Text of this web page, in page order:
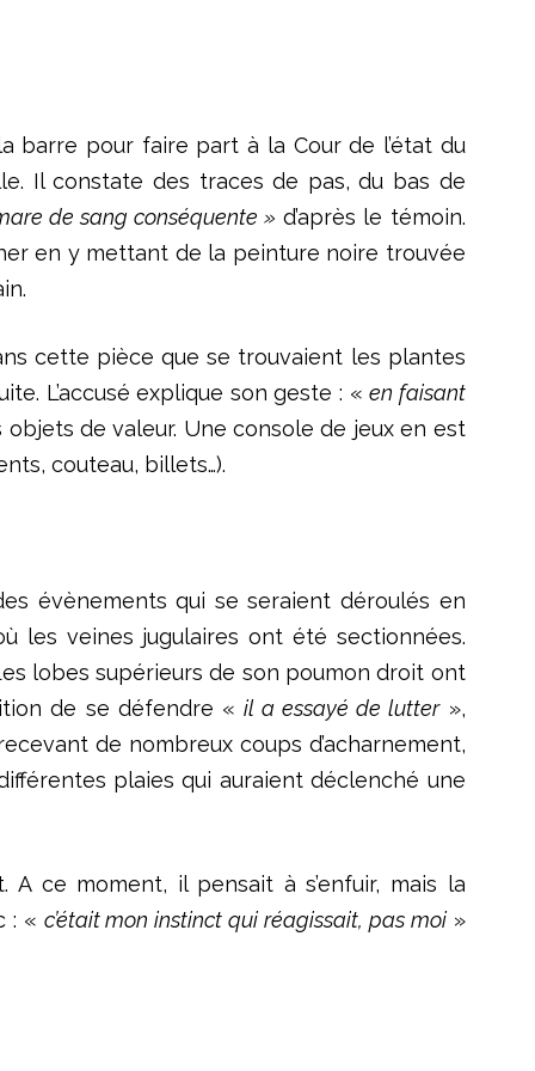
barre pour faire part à la Cour de l’état du
Il constate des traces de pas, du bas de
de sang conséquente » d’après le témoin.
en y mettant de la peinture noire trouvée
cette pièce que se trouvaient les plantes
L’accusé explique son geste : «en faisant
objets de valeur. Une console de jeux en est
couteau, billets…).
évènements qui se seraient déroulés en
les veines jugulaires ont été sectionnées.
lobes supérieurs de son poumon droit ont
de se défendre « il a essayé de lutter»,
de nombreux coups d’acharnement,
plaies qui auraient déclenché une
ce moment, il pensait à s’enfuir, mais la
: « c’était mon instinct qui réagissait, pas moi»